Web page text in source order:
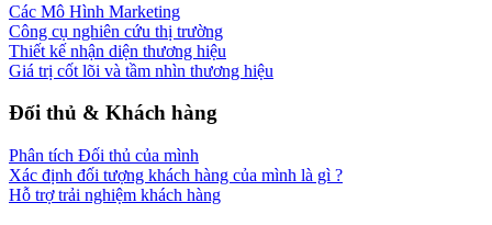
Các Mô Hình Marketing
Công cụ nghiên cứu thị trường
Thiết kế nhận diện thương hiệu
Giá trị cốt lõi và tầm nhìn thương hiệu
Đối thủ & Khách hàng
Phân tích Đối thủ của mình
Xác định đối tượng khách hàng của mình là gì ?
Hỗ trợ trải nghiệm khách hàng